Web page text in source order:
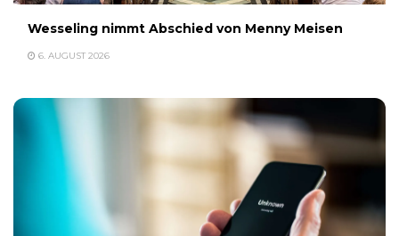
Wesseling nimmt Abschied von Menny Meisen
6. AUGUST 2026